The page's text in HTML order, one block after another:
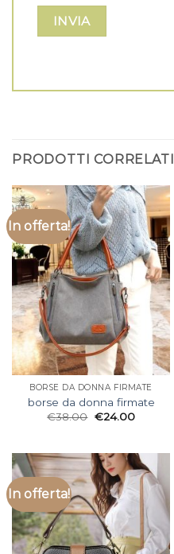
PRODOTTI CORRELATI
In offerta!
BORSE DA DONNA FIRMATE
borse da donna firmate
€38.00 €24.00
In offerta!